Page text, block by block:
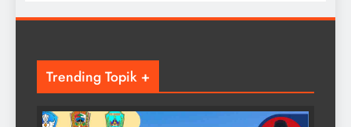
Trending Topik +